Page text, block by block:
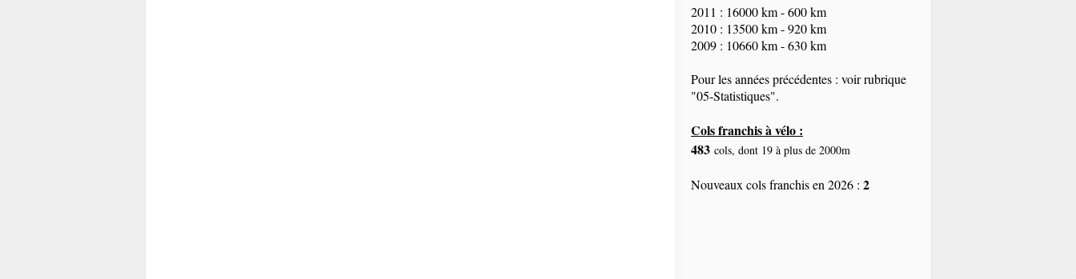
2011 : 16000 km - 600 km
2010 : 13500 km - 920 km
2009 : 10660 km - 630 km
Pour les années précédentes : voir rubrique
"05-Statistiques".
Cols franchis à vélo :
483 cols, dont 19 à plus de 2000m
Nouveaux cols franchis en 2026 : 2